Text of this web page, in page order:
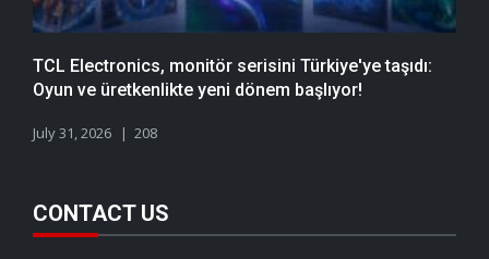
TCL Electronics, monitör serisini Türkiye'ye taşıdı:
Oyun ve üretkenlikte yeni dönem başlıyor!
July 31, 2026 208
CONTACT US